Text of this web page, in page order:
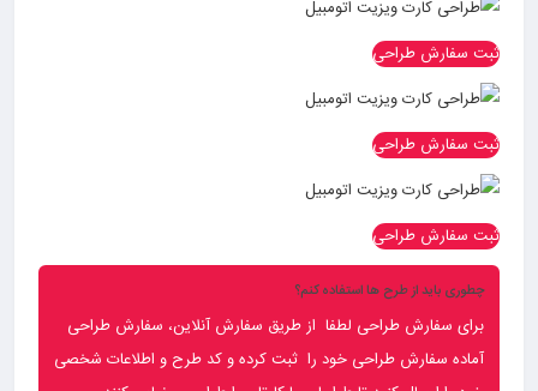
ثبت سفارش طراحی
ثبت سفارش طراحی
ثبت سفارش طراحی
چطوری باید از طرح ها استفاده کنم؟
برای سفارش طراحی لطفا از طریق سفارش آنلاین، سفارش طراحی
آماده سفارش طراحی خود را ثبت کرده و کد طرح و اطلاعات شخصی